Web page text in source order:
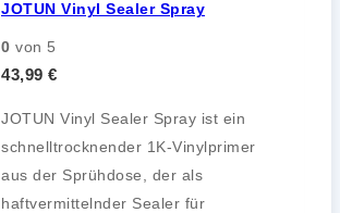
JOTUN Vinyl Sealer Spray
0 von 5
43,99 €
JOTUN Vinyl Sealer Spray ist ein
schnelltrocknender 1K-Vinylprimer
aus der Sprühdose, der als
haftvermittelnder Sealer für